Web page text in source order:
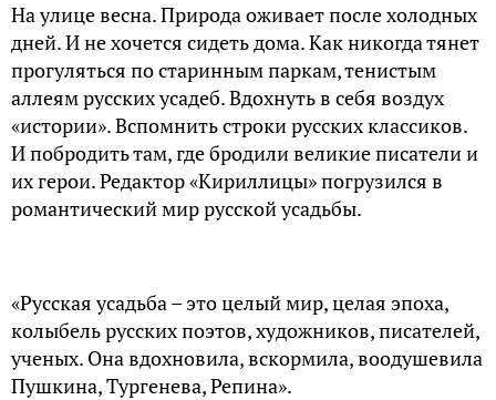
На улице весна. Природа оживает после холодных
дней. И не хочется сидеть дома. Как никогда тянет
прогуляться по старинным паркам, тенистым
аллеям русских усадеб. Вдохнуть в себя воздух
«истории». Вспомнить строки русских классиков.
И побродить там, где бродили великие писатели и
их герои. Редактор «Кириллицы» погрузился в
романтический мир русской усадьбы.
«Русская усадьба – это целый мир, целая эпоха,
колыбель русских поэтов, художников, писателей,
ученых. Она вдохновила, вскормила, воодушевила
Пушкина, Тургенева, Репина».